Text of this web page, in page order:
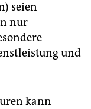
seien
nur
und
kann